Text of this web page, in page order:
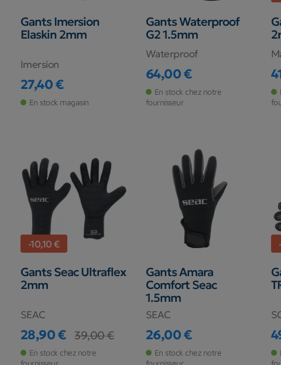
Gants Imersion
Elaskin 2mm
Imersion
Prix
27,40 €
En stock magasin
Gants Waterproof
G2 1.5mm
Waterproof
Prix
64,00 €
En stock chez notre
fournisseur
-10,10 €
Gants Seac Ultraflex
2mm
SEAC
Prix
28,90 €
Prix de base
39,00 €
En stock chez notre
Gants Amara
Comfort Seac
1.5mm
SEAC
Prix
26,00 €
En stock chez notre